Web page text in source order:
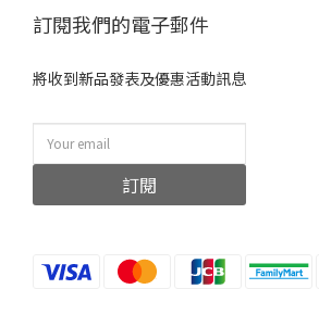
訂閱我們的電子郵件
將收到新品發表及優惠活動訊息
訂閱